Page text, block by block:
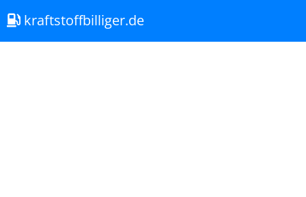
kraftstoffbilliger.de